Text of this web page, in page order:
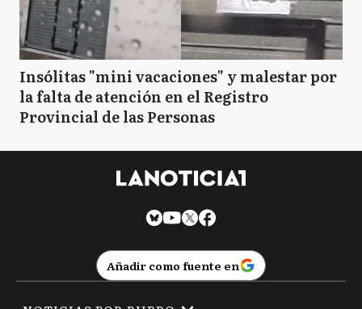
Insólitas "mini vacaciones" y malestar por
la falta de atención en el Registro
Provincial de las Personas
Añadir como fuente en